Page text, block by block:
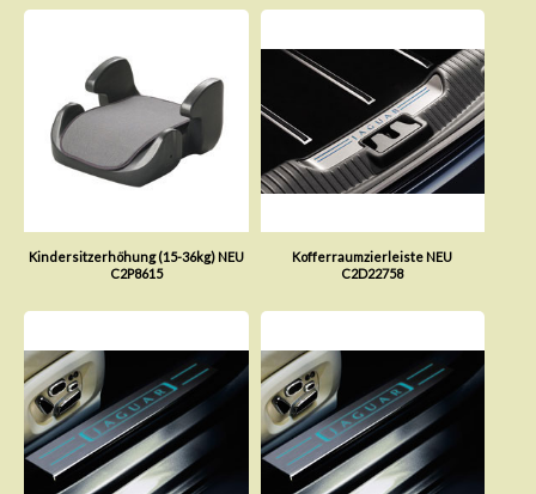
Kindersitzerhöhung (15-36kg) NEU
C2P8615
Kofferraumzierleiste NEU
C2D22758